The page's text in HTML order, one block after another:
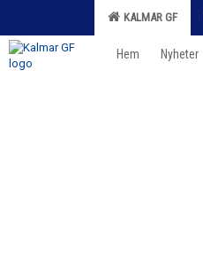
KALMAR GF
Hem Nyheter